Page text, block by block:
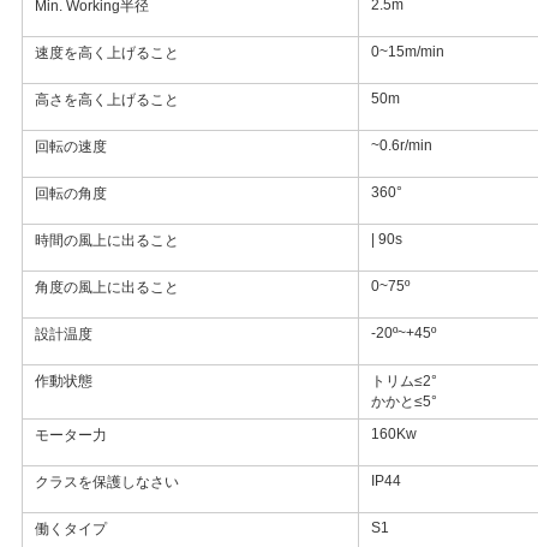
CONTACT
US
地
図
プ
ラ
Min. Working半径 2.5m
速度を高く上げること 0~15m/min
高さを高く上げること 50m
回転の速度 ~0.6r/min
回転の角度 360°
時間の風上に出ること | 90s
角度の風上に出ること 0~75º
設計温度 -20º~+45º
作動状態
トリム≤2°
かかと≤5°
モーター力
160Kw
クラスを保護しなさい IP44
働くタイプ S1